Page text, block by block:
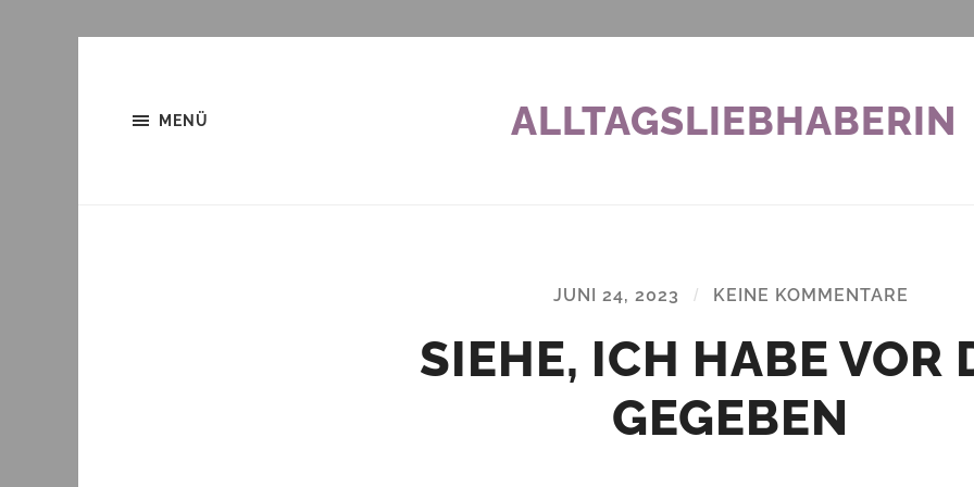
MENÜ ALLTAGSLIEBHABERIN
JUNI 24, 2023 / KEINE KOMMENTARE
SIEHE, ICH HABE VOR
GEGEBEN